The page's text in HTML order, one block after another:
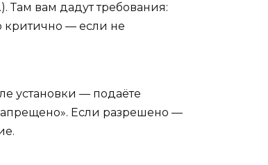
Там вам дадут требования:
критично — если не
установки — подаёте
Если разрешено —